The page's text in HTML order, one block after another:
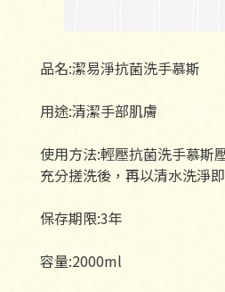
品名:潔易淨抗菌洗手慕斯
用途:清潔手部肌膚
使用方法:輕壓抗菌洗手慕斯
充分搓洗後，再以清水洗淨
保存期限:3年
容量:2000ml